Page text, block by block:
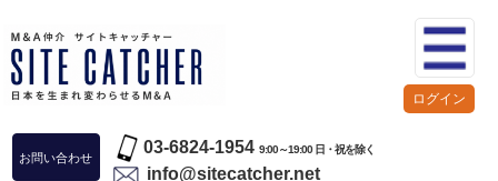
お問い合わせ
03-6824-1954 9:00～19:00 日・祝を除く
info@sitecatcher.net
ログイン